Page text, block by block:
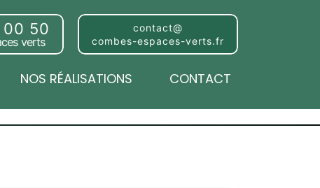
NOS RÉALISATIONS CONTACT
00 50
verts
contact@
combes-espaces-verts.fr